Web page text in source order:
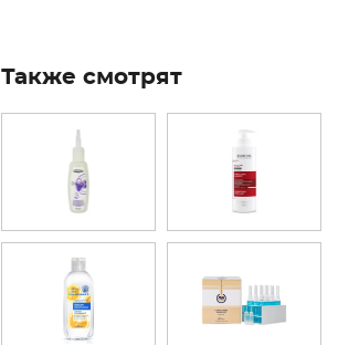
Также смотрят